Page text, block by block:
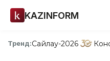
KAZINFORM
Тренд:Сайлау-2026